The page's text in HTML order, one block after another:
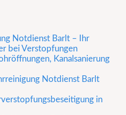
Notdienst Barlt – Ihr
bei Verstopfungen
Kanalsanierung
Notdienst Barlt
in